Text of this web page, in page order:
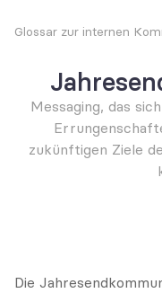
Glossar zur internen
Messaging, das
zukünftigen Ziele
Die